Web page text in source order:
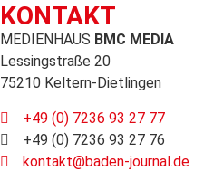
KONTAKT
MEDIENHAUS BMC MEDIA
Lessingstraße 20
75210 Keltern-Dietlingen
+49 (0) 7236 93 27 77
+49 (0) 7236 93 27 76
kontakt@baden-journal.de